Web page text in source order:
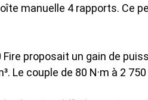
manuelle 4 rapports. Ce
Fire proposait un gain de
Le couple de 80 N·m à 2